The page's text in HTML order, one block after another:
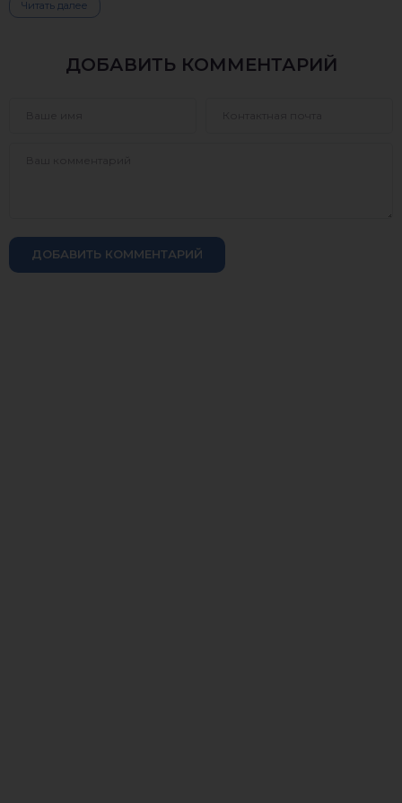
Читать далее
ДОБАВИТЬ КОММЕНТАРИЙ
ДОБАВИТЬ КОММЕНТАРИЙ